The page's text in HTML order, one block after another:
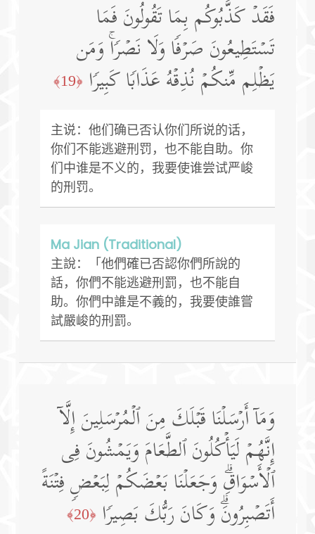
فَقَدۡ كَذَّبُوكُم بِمَا تَقُولُونَ فَمَا
تَسۡتَطِیعُونَ صَرۡفࣰا وَلَا نَصۡرࣰاۚ وَمَن
یَظۡلِم مِّنكُمۡ نُذِقۡهُ عَذَابࣰا كَبِیرࣰا ﴿19﴾
主说：他们确已否认你们所说的话，
你们不能逃避刑罚，也不能自助。你
们中谁是不义的，我要使谁尝试严峻
的刑罚。
Ma Jian (Traditional)
主說：「他們確已否認你們所說的
話，你們不能逃避刑罰，也不能自
助。你們中誰是不義的，我要使誰嘗
試嚴峻的刑罰。
وَمَاۤ أَرۡسَلۡنَا قَبۡلَكَ مِنَ ٱلۡمُرۡسَلِینَ إِلَّاۤ
إِنَّهُمۡ لَیَأۡكُلُونَ ٱلطَّعَامَ وَیَمۡشُونَ فِی
ٱلۡأَسۡوَاقِۗ وَجَعَلۡنَا بَعۡضَكُمۡ لِبَعۡضࣲ فِتۡنَةً
أَتَصۡبِرُونَۗ وَكَانَ رَبُّكَ بَصِیرࣰا ﴿20﴾